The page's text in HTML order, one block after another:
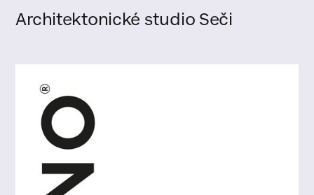
Architektonické studio Seči